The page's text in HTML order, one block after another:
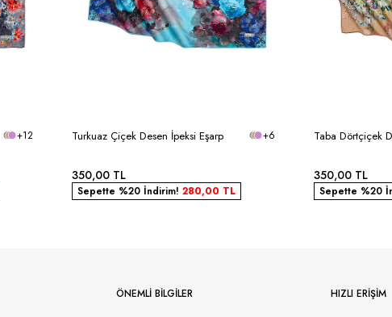
+12 Turkuaz Çiçek Desen İpeksi Eşarp +6
350,00 TL
Sepette %20 İndirim! 280,00 TL
Taba Dörtçiçek
350,00 TL
Sepette %20
ÖNEMLI BILGILER HIZLI ERIŞIM